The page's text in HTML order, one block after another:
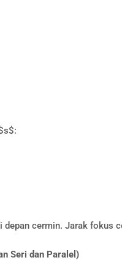
depan cermin. Jarak fokus
Seri dan Paralel)